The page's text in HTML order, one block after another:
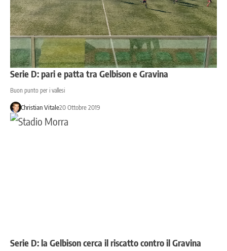
Serie D: pari e patta tra Gelbison e Gravina
Buon punto per i vallesi
Christian Vitale20 Ottobre 2019
Serie D: la Gelbison cerca il riscatto contro il Gravina